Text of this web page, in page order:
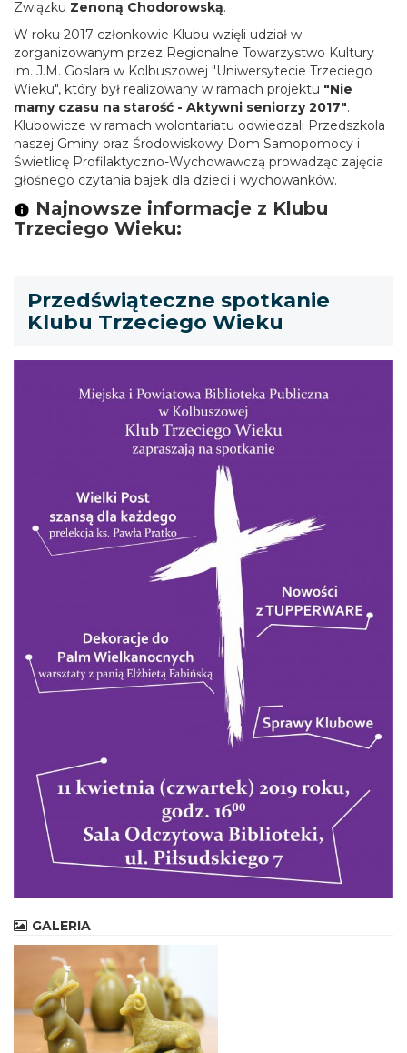
Związku Zenoną Chodorowską.
W roku 2017 członkowie Klubu wzięli udział w
zorganizowanym przez Regionalne Towarzystwo Kultury
im. J.M. Goslara w Kolbuszowej "Uniwersytecie Trzeciego
Wieku", który był realizowany w ramach projektu "Nie
mamy czasu na starość - Aktywni seniorzy 2017".
Klubowicze w ramach wolontariatu odwiedzali Przedszkola
naszej Gminy oraz Środowiskowy Dom Samopomocy i
Świetlicę Profilaktyczno-Wychowawczą prowadząc zajęcia
głośnego czytania bajek dla dzieci i wychowanków.
Najnowsze informacje z Klubu
Trzeciego Wieku:
Przedświąteczne spotkanie
Klubu Trzeciego Wieku
GALERIA